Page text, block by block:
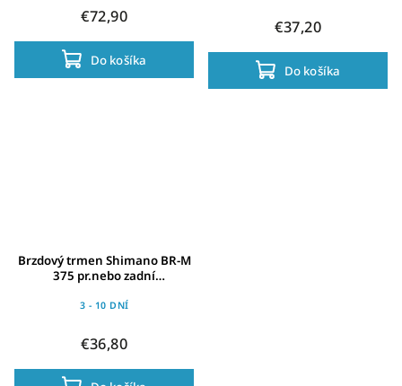
€72,90
Do košíka
€37,20
Do košíka
Brzdový trmen Shimano BR-M
375 pr.nebo zadní
3 - 10 DNÍ
€36,80